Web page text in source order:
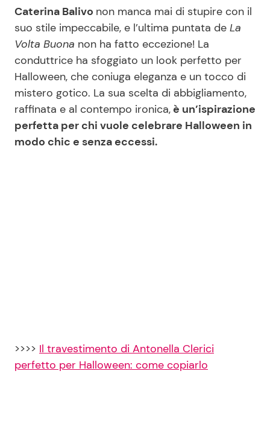
Moda e Style
Mondo Mamma
News benessere
Salute
Dolci
Le Ricette in TV
Primi Piatti
Ricette Facili e Veloci
Chi siamo
Disclaimer e Privacy
Caterina Balivo non manca mai di stupire con il
suo stile impeccabile, e l’ultima puntata de La
Volta Buona non ha fatto eccezione! La
conduttrice ha sfoggiato un look perfetto per
Halloween, che coniuga eleganza e un tocco di
mistero gotico. La sua scelta di abbigliamento,
raffinata e al contempo ironica, è un’ispirazione
perfetta per chi vuole celebrare Halloween in
modo chic e senza eccessi.
>>>> Il travestimento di Antonella Clerici
perfetto per Halloween: come copiarlo